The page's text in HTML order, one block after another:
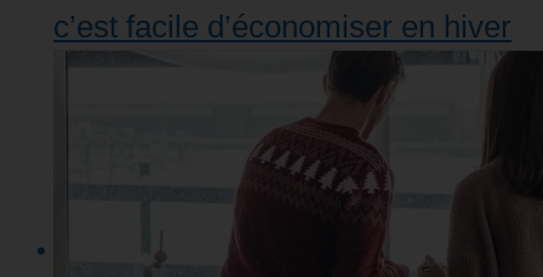
c’est facile d’économiser en hiver